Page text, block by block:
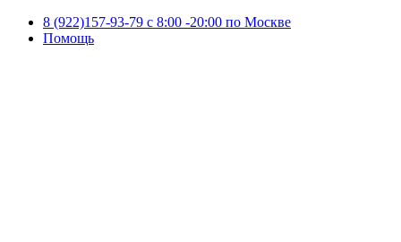
8 (922)157-93-79 c 8:00 -20:00 по Москве
Помощь